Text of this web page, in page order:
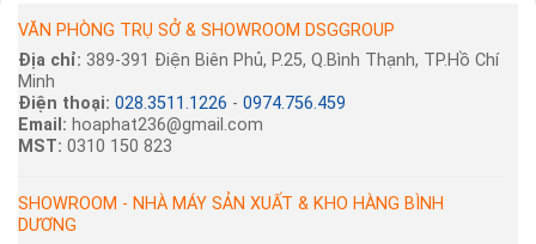
VĂN PHÒNG TRỤ SỞ & SHOWROOM DSGGROUP
Địa chỉ: 389-391 Điện Biên Phủ, P.25, Q.Bình Thạnh, TP.Hồ Chí
Minh
Điện thoại: 028.3511.1226 - 0974.756.459
Email: hoaphat236@gmail.com
MST: 0310 150 823
SHOWROOM - NHÀ MÁY SẢN XUẤT & KHO HÀNG BÌNH
DƯƠNG